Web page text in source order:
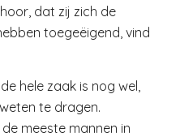
hoor, dat zij zich de
toegeëigend, vind
hele zaak is nog wel,
te dragen.
meeste mannen in